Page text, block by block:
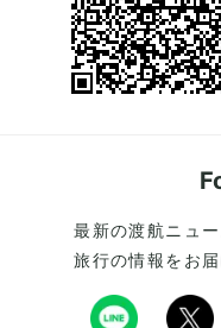
最新の渡航ニュ
旅行の情報をお